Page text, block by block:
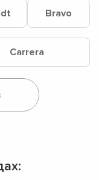
Bravo
Carrera